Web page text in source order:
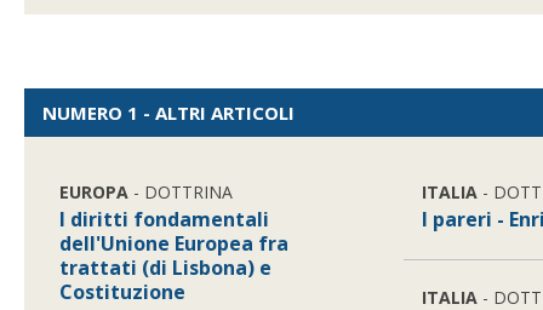
NUMERO 1 - ALTRI ARTICOLI
EUROPA - DOTTRINA
I diritti fondamentali
dell'Unione Europea fra
trattati (di Lisbona) e
Costituzione
ITALIA -
I pareri -
ITALIA -